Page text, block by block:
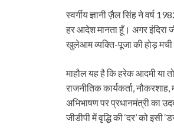
स्वर्गीय ज्ञानी ज़ैल सिंह ने वर्ष
हर आदेश मानता हूँ। अगर इंदिरा
खुलेआम व्यक्ति-पूजा की होड़ मची
माहौल यह है कि हरेक आदमी या
राजनीतिक कार्यकर्ता,
अभिभाषण पर प्रधानमंत्री का
जीडीपी में वृद्धि की ‘दर’ को इसी